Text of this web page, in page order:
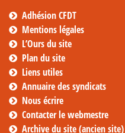
Adhésion CFDT
Mentions légales
L’Ours du site
Plan du site
Liens utiles
Annuaire des syndicats
Nous écrire
Contacter le webmestre
Archive du site (ancien site)